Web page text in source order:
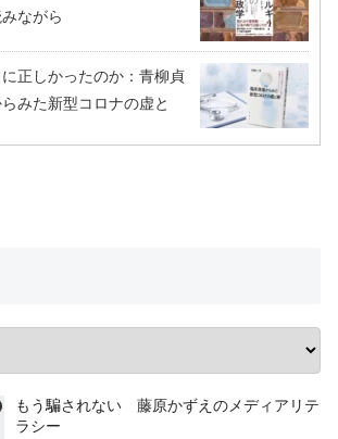
ながら
正しかったのか：青柳貞
みた新型コロナの虚と
もう騙されない 藤原かずえのメディアリテ
ラシー